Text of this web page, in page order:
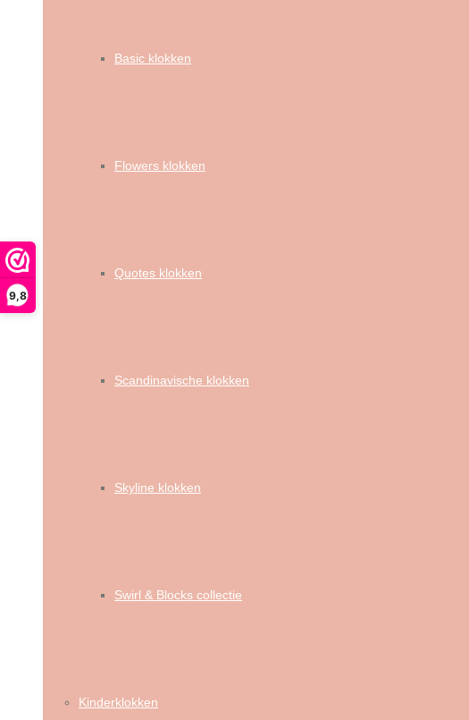
9,8
Basic klokken
Flowers klokken
Quotes klokken
Scandinavische klokken
Skyline klokken
Swirl & Blocks collectie
Kinderklokken